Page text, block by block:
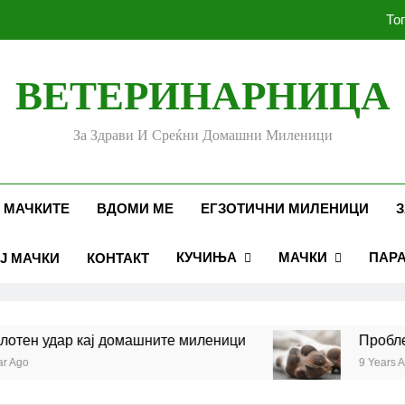
Убоди и угризи од
Стоматолошко здравје
Убоди и угризи од
ВЕТЕРИНАРНИЦА
За Здрави И Среќни Домашни Миленици
МАЧКИТЕ ВДОМИ МЕ ЕГЗОТИЧНИ МИЛЕНИЦИ
МАЧКИ КОНТАКТ КУЧИЊА МАЧКИ
удар кај домашните миленици Проблеми
9 Years Ago